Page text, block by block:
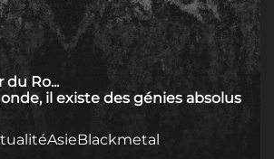
du Ro...
il existe des génies absolus
AsieBlackmetal